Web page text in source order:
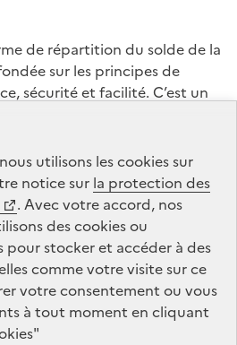
utilisons lescookiessur
notice sur la protection des
. Avec votre accord, nos
descookiesou
pour stocker et accéder à des
comme votre visite sur ce
votre consentement ou vous
à tout moment en cliquant
"
de répartition du solde de la
sur les principes de
sécurité et facilité. C’est un
ministères chargés de
supérieur. La Caisse
de répartition du solde
: conception, animation,
informatiques et assistance